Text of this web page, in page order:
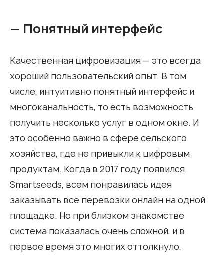
— Понятный интерфейс
Качественная цифровизация — это всегда
хороший пользовательский опыт. В том
числе, интуитивно понятный интерфейс и
многоканальность, то есть возможность
получить несколько услуг в одном окне. И
это особенно важно в сфере сельского
хозяйства, где не привыкли к цифровым
продуктам. Когда в 2017 году появился
Smartseeds, всем понравилась идея
заказывать все перевозки онлайн на одной
площадке. Но при близком знакомстве
система показалась очень сложной, и в
первое время это многих оттолкнуло.